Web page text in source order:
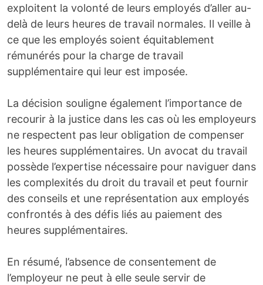
exploitent la volonté de leurs employés d’aller au-
delà de leurs heures de travail normales. Il veille à
ce que les employés soient équitablement
rémunérés pour la charge de travail
supplémentaire qui leur est imposée.
La décision souligne également l’importance de
recourir à la justice dans les cas où les employeurs
ne respectent pas leur obligation de compenser
les heures supplémentaires. Un avocat du travail
possède l’expertise nécessaire pour naviguer dans
les complexités du droit du travail et peut fournir
des conseils et une représentation aux employés
confrontés à des défis liés au paiement des
heures supplémentaires.
En résumé, l’absence de consentement de
l’employeur ne peut à elle seule servir de